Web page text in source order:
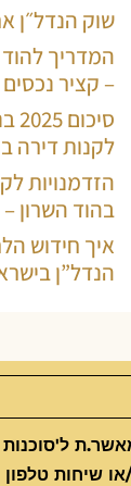
שוק הנדל״ן
המדריך להוד
– קציר נכסים
לקנות דירה
הזדמנויות
בהוד השרון
איך חידוש
הנדל”ן
ל'סוכנות
או שיחות טלפון